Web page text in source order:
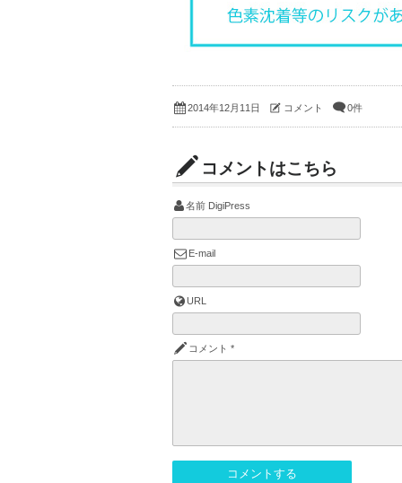
2014年12月11日 コメント 0件
コメントはこちら
名前 DigiPress
E-mail
URL
コメント *